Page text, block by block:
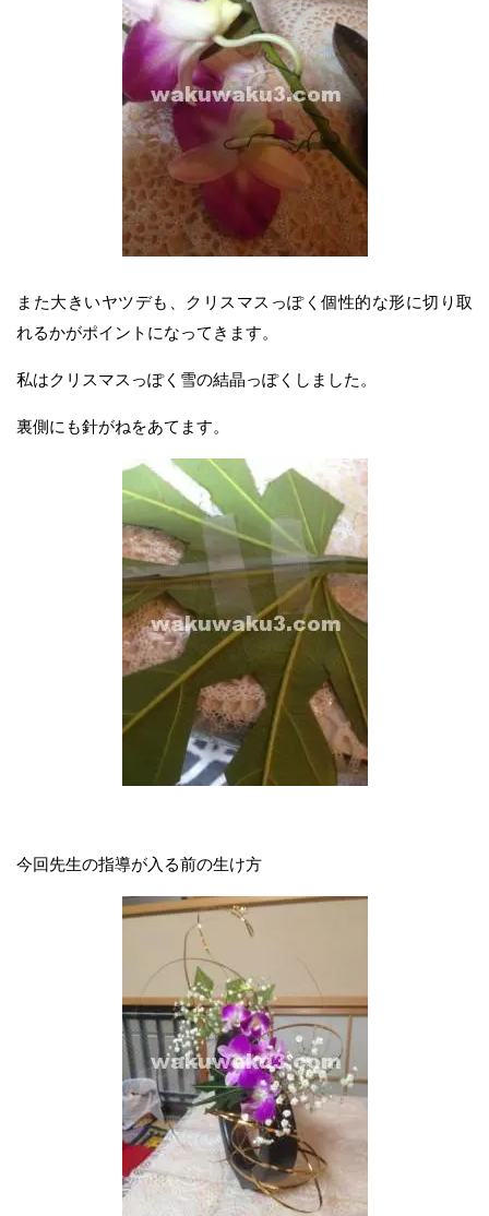
また大きいヤツデも、クリスマスっぽく個性的な形に切り取
れるかがポイントになってきます。
私はクリスマスっぽく雪の結晶っぽくしました。
裏側にも針がねをあてます。
今回先生の指導が入る前の生け方